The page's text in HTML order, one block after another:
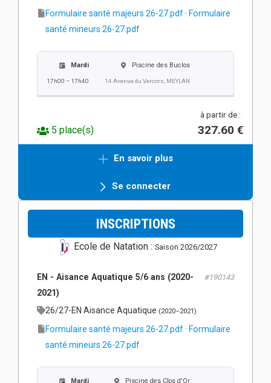
Formulaire santé majeurs 26-27.pdf · Formulaire
santé mineurs 26-27.pdf
Mardi
17h00 – 17h40
Piscine des Buclos
14 Avenue du Vercors, MEYLAN
5 place(s)
à partir de :
327.60 €
En savoir plus
Se connecter
INSCRIPTIONS
Ecole de Natation : Saison 2026/2027
EN - Aisance Aquatique 5/6 ans (2020-
2021)
#190143
26/27-EN Aisance Aquatique (2020–2021)
Formulaire santé majeurs 26-27.pdf · Formulaire
santé mineurs 26-27.pdf
Mardi Piscine des Clos d'Or